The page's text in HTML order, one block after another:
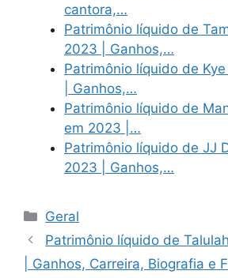
cantora,…
Patrimônio líquido de
2023 | Ganhos,…
Patrimônio líquido de
| Ganhos,…
Patrimônio líquido de
em 2023 |…
Patrimônio líquido de JJ
2023 | Ganhos,…
Categories
Geral
Patrimônio líquido de
| Ganhos, Carreira, Biografia e